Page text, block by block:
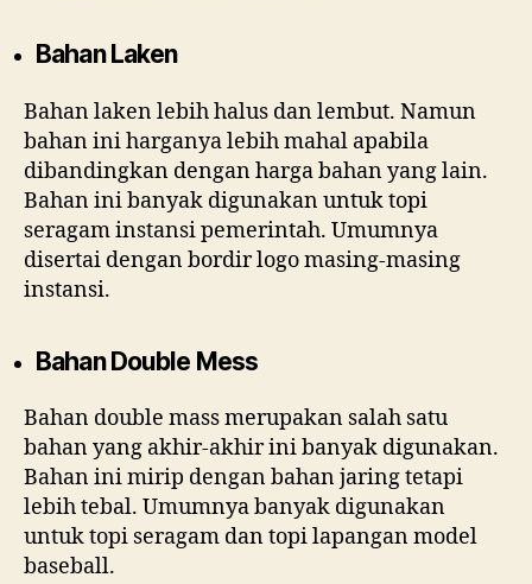
Bahan Laken
Bahan laken lebih halus dan lembut. Namun
bahan ini harganya lebih mahal apabila
dibandingkan dengan harga bahan yang lain.
Bahan ini banyak digunakan untuk topi
seragam instansi pemerintah. Umumnya
disertai dengan bordir logo masing-masing
instansi.
Bahan Double Mess
Bahan double mass merupakan salah satu
bahan yang akhir-akhir ini banyak digunakan.
Bahan ini mirip dengan bahan jaring tetapi
lebih tebal. Umumnya banyak digunakan
untuk topi seragam dan topi lapangan model
baseball.